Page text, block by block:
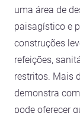
uma área de
paisagístico e
construções
refeições,
restritos. Mais
demonstra
pode oferecer